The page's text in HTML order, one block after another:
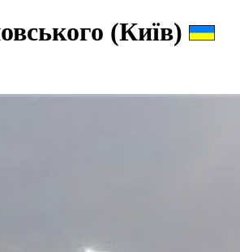
(Київ)